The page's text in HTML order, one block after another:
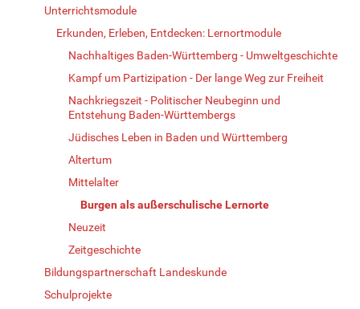
Unterrichtsmodule
Erkunden, Erleben, Entdecken: Lernortmodule
Nachhaltiges Baden-Württemberg - Umweltgeschichte
Kampf um Partizipation - Der lange Weg zur Freiheit
Nachkriegszeit - Politischer Neubeginn und
Entstehung Baden-Württembergs
Jüdisches Leben in Baden und Württemberg
Altertum
Mittelalter
Burgen als außerschulische Lernorte
Neuzeit
Zeitgeschichte
Bildungspartnerschaft Landeskunde
Schulprojekte